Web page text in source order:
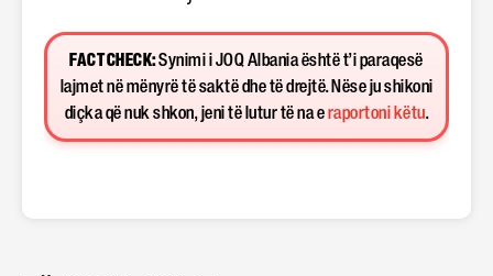
FACT CHECK:Synimi i JOQ Albania është t’i paraqesë
lajmet në mënyrë të saktë dhe të drejtë. Nëse ju shikoni
diçka që nuk shkon, jeni të lutur të na e raportoni këtu.